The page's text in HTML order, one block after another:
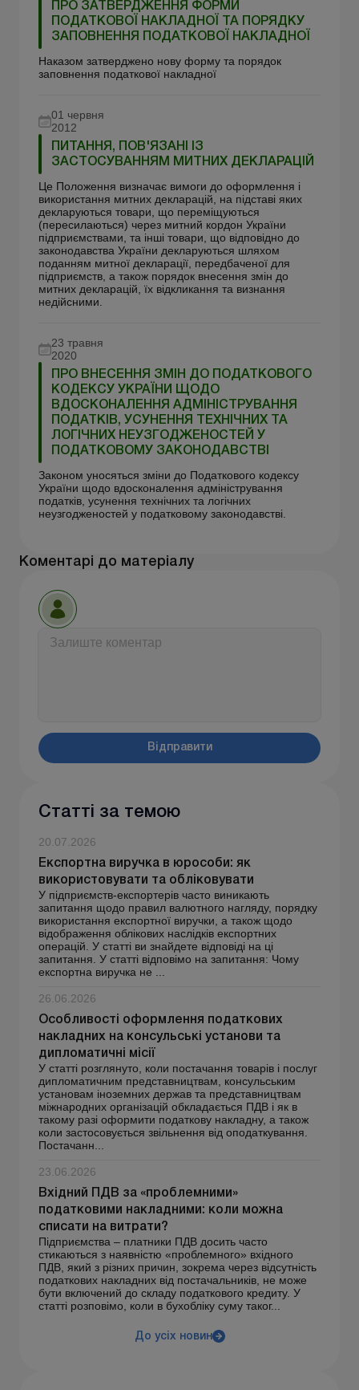
ПРО ЗАТВЕРДЖЕННЯ ФОРМИ
ПОДАТКОВОЇ НАКЛАДНОЇ ТА ПОРЯДКУ
ЗАПОВНЕННЯ ПОДАТКОВОЇ НАКЛАДНОЇ
Наказом затверджено нову форму та порядок
заповнення податкової накладної
01 червня
2012
ПИТАННЯ, ПОВ'ЯЗАНІ ІЗ
ЗАСТОСУВАННЯМ МИТНИХ ДЕКЛАРАЦІЙ
Це Положення визначає вимоги до оформлення і
використання митних декларацій, на підставі яких
декларуються товари, що переміщуються
(пересилаються) через митний кордон України
підприємствами, та інші товари, що відповідно до
законодавства України декларуються шляхом
поданням митної декларації, передбаченої для
підприємств, а також порядок внесення змін до
митних декларацій, їх відкликання та визнання
недійсними.
23 травня
2020
ПРО ВНЕСЕННЯ ЗМІН ДО ПОДАТКОВОГО
КОДЕКСУ УКРАЇНИ ЩОДО
ВДОСКОНАЛЕННЯ АДМІНІСТРУВАННЯ
ПОДАТКІВ, УСУНЕННЯ ТЕХНІЧНИХ ТА
ЛОГІЧНИХ НЕУЗГОДЖЕНОСТЕЙ У
ПОДАТКОВОМУ ЗАКОНОДАВСТВІ
Законом уносяться зміни до Податкового кодексу
України щодо вдосконалення адміністрування
податків, усунення технічних та логічних
неузгодженостей у податковому законодавстві.
Коментарі до матеріалу
Відправити
Статті за темою
20.07.2026
Експортна виручка в юрособи: як
використовувати та обліковувати
У підприємств-експортерів часто виникають
запитання щодо правил валютного нагляду, порядку
використання експортної виручки, а також щодо
відображення облікових наслідків експортних
операцій. У статті ви знайдете відповіді на ці
запитання. У статті відповімо на запитання: Чому
експортна виручка не ...
26.06.2026
Особливості оформлення податкових
накладних на консульські установи та
дипломатичні місії
У статті розглянуто, коли постачання товарів і послуг
дипломатичним представництвам, консульським
установам іноземних держав та представництвам
міжнародних організацій обкладається ПДВ і як в
такому разі оформити податкову накладну, а також
коли застосовується звільнення від оподаткування.
Постачанн...
23.06.2026
Вхідний ПДВ за «проблемними»
податковими накладними: коли можна
списати на витрати?
Підприємства – платники ПДВ досить часто
стикаються з наявністю «проблемного» вхідного
ПДВ, який з різних причин, зокрема через відсутність
податкових накладних від постачальників, не може
бути включений до складу податкового кредиту. У
статті розповімо, коли в бухобліку суму таког...
До усіх новин